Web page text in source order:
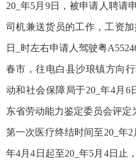
20_年5月9日，被申请人聘请
司机兼送货员的工作，工资加
日_时左右申请人驾驶粤
春市，往电白县沙琅镇方向
动和社会保障局于20_年4月6
东省劳动能力鉴定委员会评定
第一次医疗终结时间至20_年2
年4月4日起至20_年5月4日止